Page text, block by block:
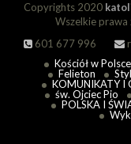
Copyrights 2020
Wszelkie prawa
601 677 996
Kościół w Polsce
Felieton
KOMUNIKATY I
św. Ojciec Pio
POLSKA I